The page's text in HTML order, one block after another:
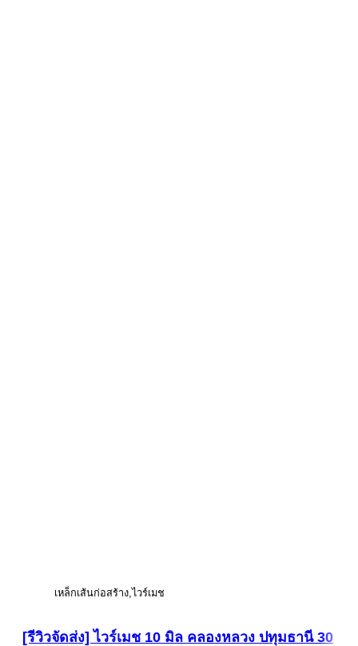
เหล็กเส้นก่อสร้าง ไวร์เมช
[รีวิวจัดส่ง] ไวร์เมช 10 มิล คลองหลวง ปทุมธานี 30